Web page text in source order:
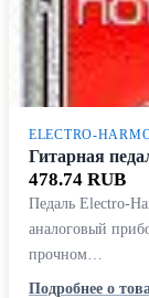
ELECTRO-
Гитарная
478.74 RUB
Педаль Electro-
аналоговый
прочном…
Подробнее о